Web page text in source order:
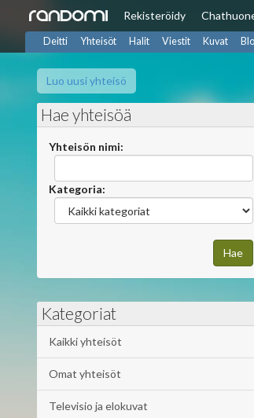
Rekisteröidy Chat
Deitti Yhteisöt Halit Viestit Kuvat
Luo uusi yhteisö
Hae yhteisöä
Yhteisön nimi:
Kategoria:
Kategoriat
Kaikki yhteisöt
Omat yhteisöt
Televisio ja elokuvat